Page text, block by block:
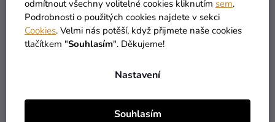
odmítnout všechny volitelné cookies kliknutím sem.
Podrobnosti o použitých cookies najdete v sekci
Cookies. Velmi nás potěší, když přijmete naše cookies
tlačítkem "Souhlasím". Děkujeme!
Nastavení
Souhlasím
69 Kč 29 Kč